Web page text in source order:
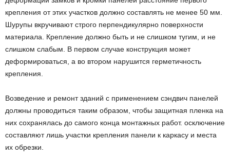
крепления от этих участков должно составлять не менее 50 мм.
Шурупы вкручивают строго перпендикулярно поверхности
материала. Крепление должно быть и не слишком тугим, и не
слишком слабым. В первом случае конструкция может
деформироваться, а во втором нарушится герметичность
крепления.
Возведение и ремонт зданий с применением сэндвич панелей
должны проводиться таким образом, чтобы защитная пленка на
них сохранялась до самого конца монтажных работ. οсключение
составляют лишь участки крепления панели к каркасу и места
их обрезки.